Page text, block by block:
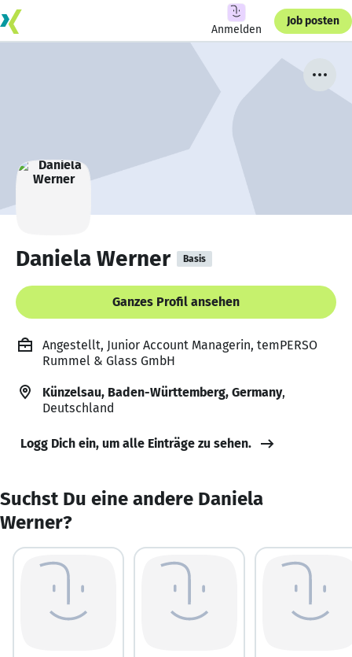
Anmelden
Job posten
Daniela Werner Basis
Ganzes Profil ansehen
Angestellt, Junior Account Managerin, temPERSO
Rummel & Glass GmbH
Künzelsau, Baden-Württemberg, Germany,
Deutschland
Logg Dich ein, um alle Einträge zu sehen.
Suchst Du eine andere Daniela
Werner?